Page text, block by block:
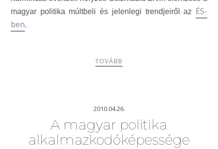
magyar politika múltbeli és jelenlegi trendjeiről az ÉS-
ben.
TOVÁBB
2010.04.26.
A magyar politika
alkalmazkodóképessége